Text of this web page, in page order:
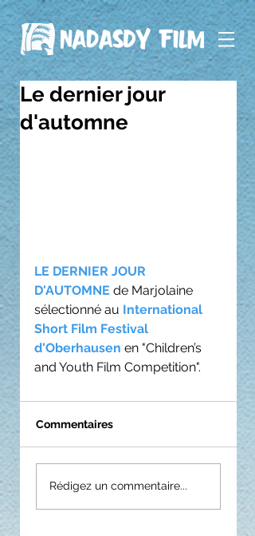
Le dernier jour
d'automne
LE DERNIER JOUR
D'AUTOMNE de Marjolaine
sélectionné au International
Short Film Festival
d'Oberhausen en "Children’s
and Youth Film Competition".
Commentaires
Rédigez un commentaire...